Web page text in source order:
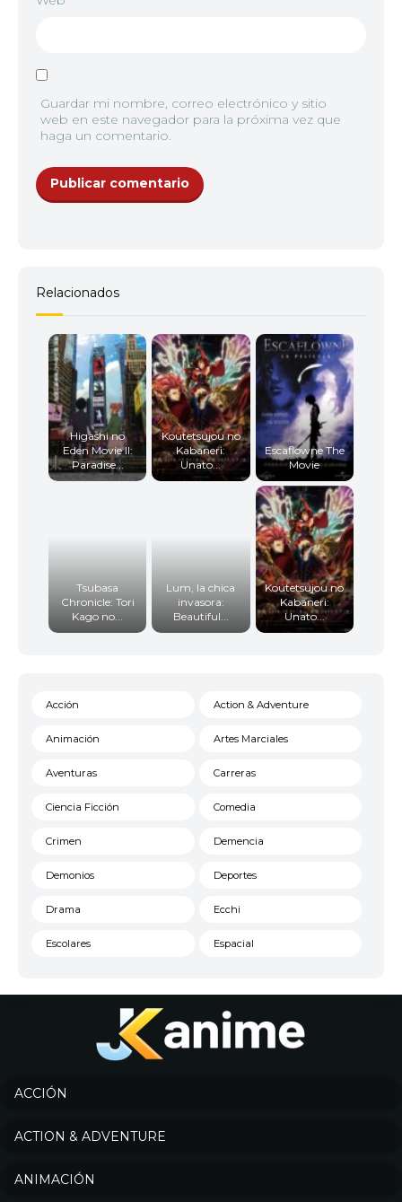
Guardar mi nombre, correo electrónico y sitio
web en este navegador para la próxima vez que
haga un comentario.
Relacionados
Higashi no
Eden Movie II:
Paradise...
Koutetsujou no
Kabaneri:
Unato...
Escaflowne The
Movie
Tsubasa
Chronicle: Tori
Kago no...
Lum, la chica
invasora:
Beautiful...
Koutetsujou no
Kabaneri:
Unato...
Acción Action & Adventure
Animación Artes Marciales
Aventuras Carreras
Ciencia Ficción Comedia
Crimen Demencia
Demonios Deportes
Drama Ecchi
Escolares Espacial
Historico
Josei
Música
ACCIÓN
ACTION & ADVENTURE
ANIMACIÓN